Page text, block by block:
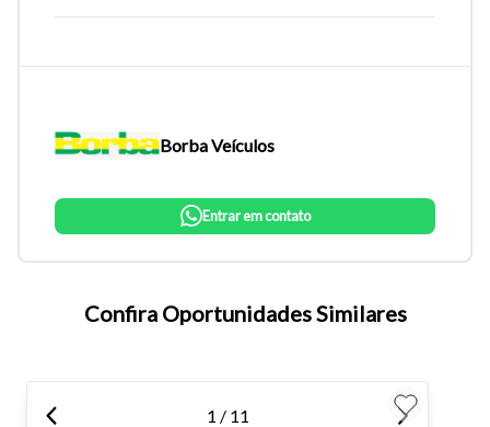
Borba Veículos
Entrar em contato
Confira Oportunidades Similares
1 / 11